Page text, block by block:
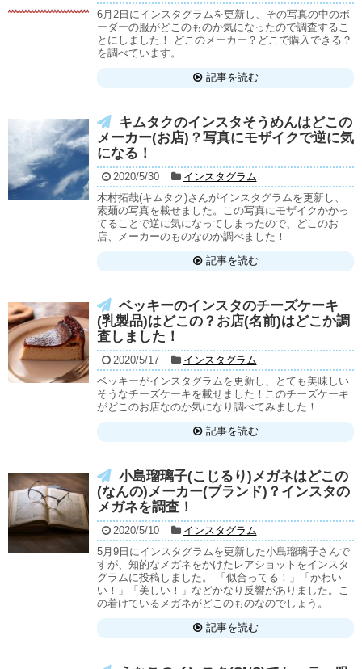
6月2日にインスタグラムを更新し、その写真の中のボ
ーダーの服がどこのものか気になったので調査するこ
とにしました！ どこのメーカー？どこで購入できる？
を調べています。
記事を読む
キムタクのインスタそうめんはどこの
メーカー(お店)？写真にモザイクで逆に気
になる！
2020/5/30
インスタグラム
木村拓哉(キムタク)さんがインスタグラムを更新し、
素麺の写真を載せました。この写真にモザイクかかっ
てることで逆に気になってしまったので、どこのお
店、メーカーのものなのか調べました！
記事を読む
ベッキーのインスタのチーズケーキ
(乳製品)はどこの？お店(名前)はどこか調
査しました！
2020/5/17
インスタグラム
ベッキーがインスタグラムを更新し、とても美味しい
そうなチーズケーキを載せました！このチーズケーキ
がどこのお店なのか気になり調べてみました！
記事を読む
小島瑠璃子(こじるり)メガネはどこの
(なんの)メーカー(ブランド)？インスタの
メガネを調査！
2020/5/10
インスタグラム
5月9日にインスタグラムを更新した小島瑠璃子さんで
すが、知的なメガネをかけたレアショットをインスタ
グラムに投稿しました。 「似合ってる！」「かわい
い！」「美しい！」などかなり反響がありました。こ
の着けているメガネがどこのものなのでしょう。
記事を読む